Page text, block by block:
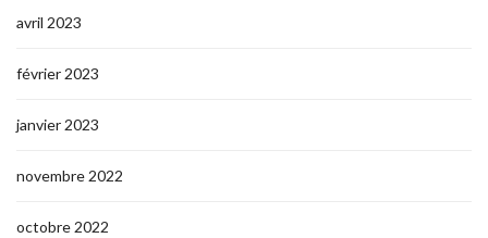
avril 2023
février 2023
janvier 2023
novembre 2022
octobre 2022